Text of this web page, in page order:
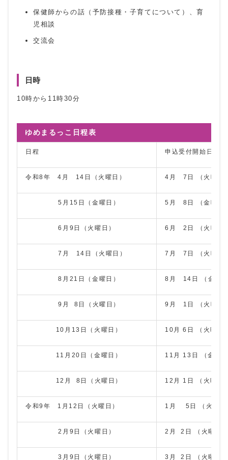
保健師からの話（予防接種・子育てについて）、育
児相談
交流会
日時
10時から11時30分
ゆめまるっこ日程表
日程 申込受付開始日
令和8年 4月 14日（火曜日） 4月 7日 （火曜日
5月15日（金曜日） 5月 8日 （金曜日
6月9日（火曜日） 6月 2日 （火曜日
7月 14日（火曜日） 7月 7日 （火曜日
8月21日（金曜日） 8月 14日 （金曜
9月 8日（火曜日） 9月 1日 （火曜日
10月13日（火曜日） 10月 6日 （火曜日
11月20日（金曜日） 11月 13日 （金曜
12月 8日（火曜日） 12月 1日 （火曜日
令和9年 1月12日（火曜日） 1月 5日 （火曜日
2月9日（火曜日） 2月 2日 （火曜日
3月9日（火曜日） 3月 2日 （火曜日